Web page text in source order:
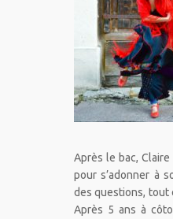
Après le bac,
pour s’adonner à
des questions, tout
Après 5 ans à